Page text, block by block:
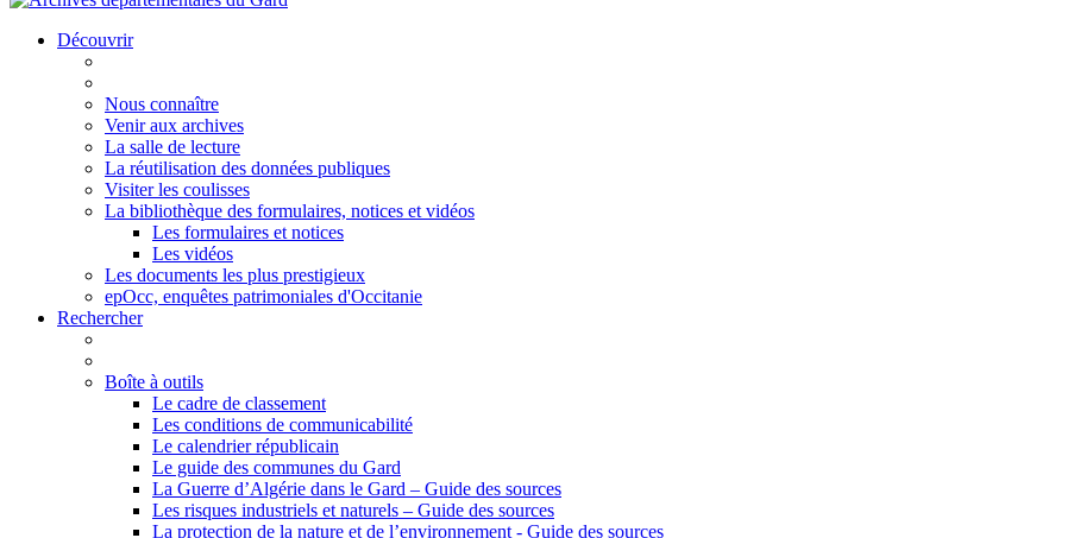
Découvrir
Nous connaître
Venir aux archives
La salle de lecture
La réutilisation des données publiques
Visiter les coulisses
La bibliothèque des formulaires, notices et vidéos
Les formulaires et notices
Les vidéos
Les documents les plus prestigieux
epOcc, enquêtes patrimoniales d'Occitanie
Rechercher
Boîte à outils
Le cadre de classement
Les conditions de communicabilité
Le calendrier républicain
Le guide des communes du Gard
La Guerre d’Algérie dans le Gard – Guide des sources
Les risques industriels et naturels – Guide des sources
La protection de la nature et de l’environnement - Guide des sources